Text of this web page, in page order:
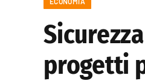
progetti